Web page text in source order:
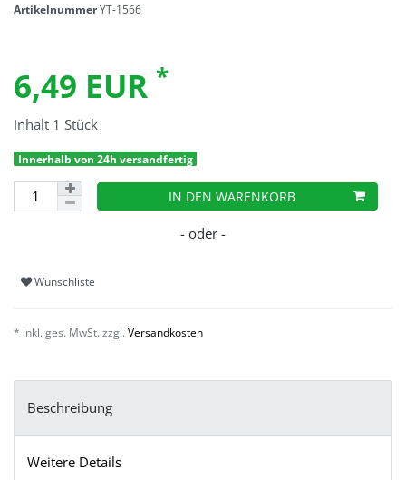
ArtikelnummerYT-1566
6,49 EUR *
Inhalt 1 Stück
Innerhalb von 24h versandfertig
IN DEN WARENKORB
Wunschliste
* inkl. ges. MwSt. zzgl. Versandkosten
Beschreibung
Weitere Details